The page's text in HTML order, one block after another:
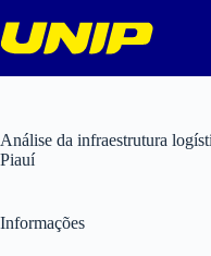
para
o
Análise da infraestrutura
Piauí
Informações